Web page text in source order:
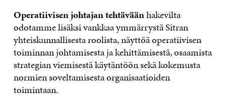
Operatiivisen johtajan tehtäväänhakevilta
odotamme lisäksi vankkaa ymmärrystä Sitran
yhteiskunnallisesta roolista, näyttöä operatiivisen
toiminnan johtamisesta ja kehittämisestä, osaamista
strategian viemisestä käytäntöön sekä kokemusta
normien soveltamisesta organisaatioiden
toimintaan.